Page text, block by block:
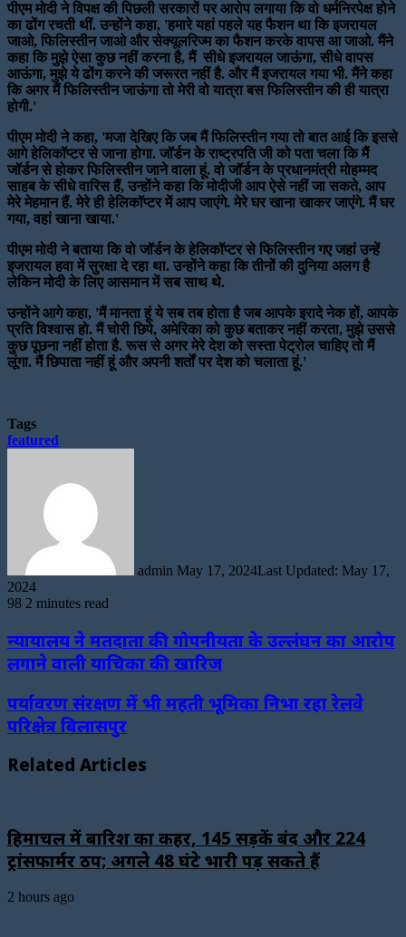
पीएम मोदी ने विपक्ष की पिछली सरकारों पर आरोप लगाया कि वो धर्मनिरपेक्ष होने
का ढोंग रचती थीं. उन्होंने कहा, 'हमारे यहां पहले यह फैशन था कि इजरायल
जाओ, फिलिस्तीन जाओ और सेक्यूलरिज्म का फैशन करके वापस आ जाओ. मैंने
कहा कि मुझे ऐसा कुछ नहीं करना है, मैं सीधे इजरायल जाऊंगा, सीधे वापस
आऊंगा, मुझे ये ढोंग करने की जरूरत नहीं है. और मैं इजरायल गया भी. मैंने कहा
कि अगर मैं फिलिस्तीन जाऊंगा तो मेरी वो यात्रा बस फिलिस्तीन की ही यात्रा
होगी.'
पीएम मोदी ने कहा, 'मजा देखिए कि जब मैं फिलिस्तीन गया तो बात आई कि इससे
आगे हेलिकॉप्टर से जाना होगा. जॉर्डन के राष्ट्रपति जी को पता चला कि मैं
जॉर्डन से होकर फिलिस्तीन जाने वाला हूं. वो जॉर्डन के प्रधानमंत्री मोहम्मद
साहब के सीधे वारिस हैं, उन्होंने कहा कि मोदीजी आप ऐसे नहीं जा सकते, आप
मेरे मेहमान हैं. मेरे ही हेलिकॉप्टर में आप जाएंगे. मेरे घर खाना खाकर जाएंगे. मैं घर
गया, वहां खाना खाया.'
पीएम मोदी ने बताया कि वो जॉर्डन के हेलिकॉप्टर से फिलिस्तीन गए जहां उन्हें
इजरायल हवा में सुरक्षा दे रहा था. उन्होंने कहा कि तीनों की दुनिया अलग है
लेकिन मोदी के लिए आसमान में सब साथ थे.
उन्होंने आगे कहा, 'मैं मानता हूं ये सब तब होता है जब आपके इरादे नेक हों, आपके
प्रति विश्वास हो. मैं चोरी छिपे, अमेरिका को कुछ बताकर नहीं करता, मुझे उससे
कुछ पूछना नहीं होता है. रूस से अगर मेरे देश को सस्ता पेट्रोल चाहिए तो मैं
लूंगा. मैं छिपाता नहीं हूं और अपनी शर्तों पर देश को चलाता हूं.'
Tags
featured
admin May 17, 2024Last Updated: May 17,
2024
98 2 minutes read
न्यायालय ने मतदाता की गोपनीयता के उल्लंघन का आरोप
लगाने वाली याचिका की खारिज
पर्यावरण संरक्षण में भी महती भूमिका निभा रहा रेलवे
परिक्षेत्र बिलासपुर
Related Articles
हिमाचल में बारिश का कहर, 145 सड़कें बंद और 224
ट्रांसफार्मर ठप; अगले 48 घंटे भारी पड़ सकते हैं
2 hours ago